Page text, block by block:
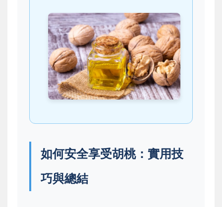
如何安全享受胡桃：實用技
巧與總結